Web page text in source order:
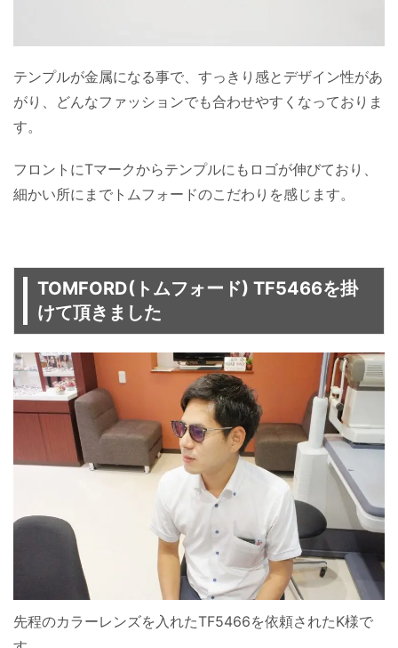
テンプルが金属になる事で、すっきり感とデザイン性があ
がり、どんなファッションでも合わせやすくなっておりま
す。
フロントにTマークからテンプルにもロゴが伸びており、
細かい所にまでトムフォードのこだわりを感じます。
TOMFORD(トムフォード) TF5466を掛
けて頂きました
先程のカラーレンズを入れたTF5466を依頼されたK様で